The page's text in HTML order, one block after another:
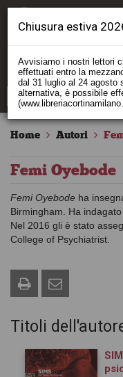
Home Autori
Femi Oyebode
Femi Oyebode ha
Birmingham. Ha
Nel 2016 gli è stato
College of Psychiatrist.
Titoli
Chiusura estiva
Avvisiamo i nostri lettori
effettuati entro la
dal 31 luglio al 24 agosto
alternativa, è possibile